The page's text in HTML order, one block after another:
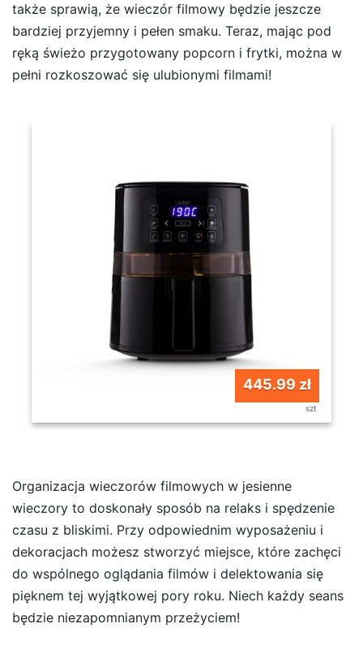
także sprawią, że wieczór filmowy będzie jeszcze
bardziej przyjemny i pełen smaku. Teraz, mając pod
ręką świeżo przygotowany popcorn i frytki, można w
pełni rozkoszować się ulubionymi filmami!
445.99 zł
szt
Organizacja wieczorów filmowych w jesienne
wieczory to doskonały sposób na relaks i spędzenie
czasu z bliskimi. Przy odpowiednim wyposażeniu i
dekoracjach możesz stworzyć miejsce, które zachęci
do wspólnego oglądania filmów i delektowania się
pięknem tej wyjątkowej pory roku. Niech każdy seans
będzie niezapomnianym przeżyciem!